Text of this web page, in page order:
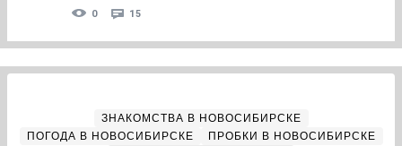
0 15
ЗНАКОМСТВА В НОВОСИБИРСКЕ
ПОГОДА В НОВОСИБИРСКЕ
ПРОБКИ В НОВОСИБИРСКЕ